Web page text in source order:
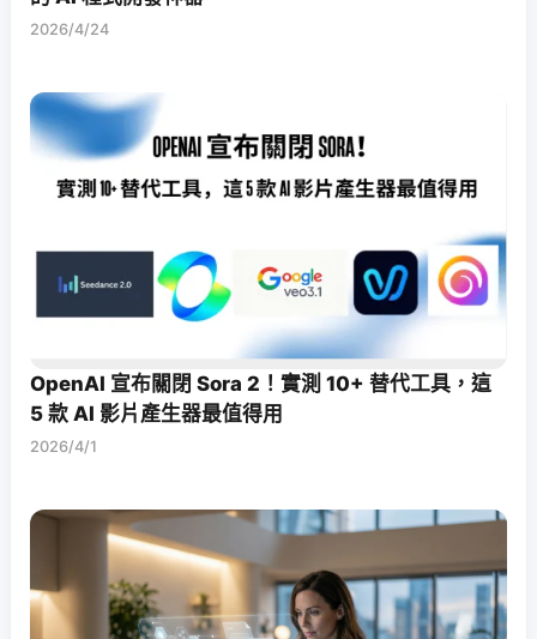
2026/4/24
OpenAI 宣布關閉 Sora 2！實測 10+ 替代工具，這
5 款 AI 影片產生器最值得用
2026/4/1